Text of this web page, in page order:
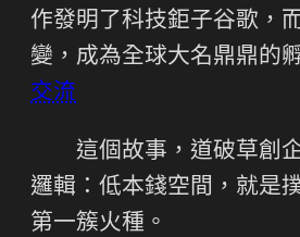
作發明了科技鉅子谷歌，
變，成為全球大名鼎鼎的
交流
這個故事，道破草創
邏輯：低本錢空間，就是
第一簇火種。